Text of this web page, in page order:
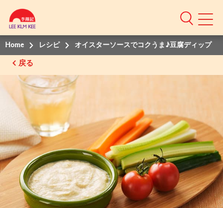
Home レシピ オイスターソースでコクうま♪豆腐ディップ
戻る